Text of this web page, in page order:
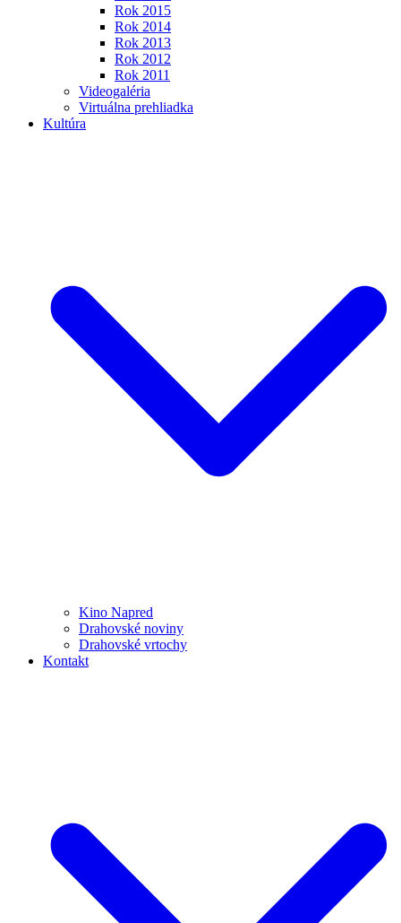
Rok 2015
Rok 2014
Rok 2013
Rok 2012
Rok 2011
Videogaléria
Virtuálna prehliadka
Kultúra
Kino Napred
Drahovské noviny
Drahovské vrtochy
Kontakt